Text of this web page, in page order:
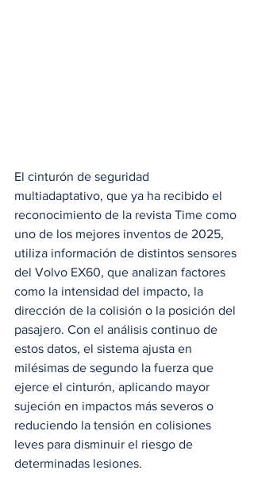
El cinturón de seguridad
multiadaptativo, que ya ha recibido el
reconocimiento de la revista Time como
uno de los mejores inventos de 2025,
utiliza información de distintos sensores
del Volvo EX60, que analizan factores
como la intensidad del impacto, la
dirección de la colisión o la posición del
pasajero. Con el análisis continuo de
estos datos, el sistema ajusta en
milésimas de segundo la fuerza que
ejerce el cinturón, aplicando mayor
sujeción en impactos más severos o
reduciendo la tensión en colisiones
leves para disminuir el riesgo de
determinadas lesiones.